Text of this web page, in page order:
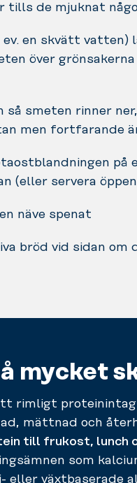
tills de mjuknat
ev. en skvätt
över
smeten rinner
men fortfarande
på
(eller servera
näve spenat
bröd vid sidan om
mycket
rimligt
mättnad och
till frukost, lunch
som
eller växtbaserade